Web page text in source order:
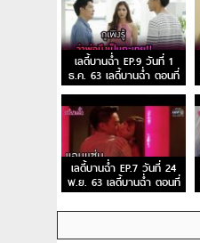
เลดี้บานฉ่ำ EP.9 วันที่ 1
ธ.ค. 63 เลดี้บานฉ่ำ ตอนที่
9
เลดี้บานฉ่ำ EP.7 วันที่ 24
พ.ย. 63 เลดี้บานฉ่ำ ตอนที่
7